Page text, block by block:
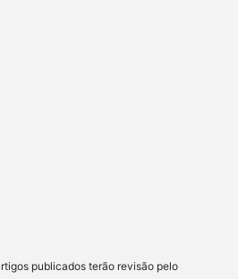
publicados terão revisão pelo